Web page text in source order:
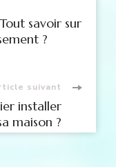
savoir sur
?
suivant
installer
maison ?